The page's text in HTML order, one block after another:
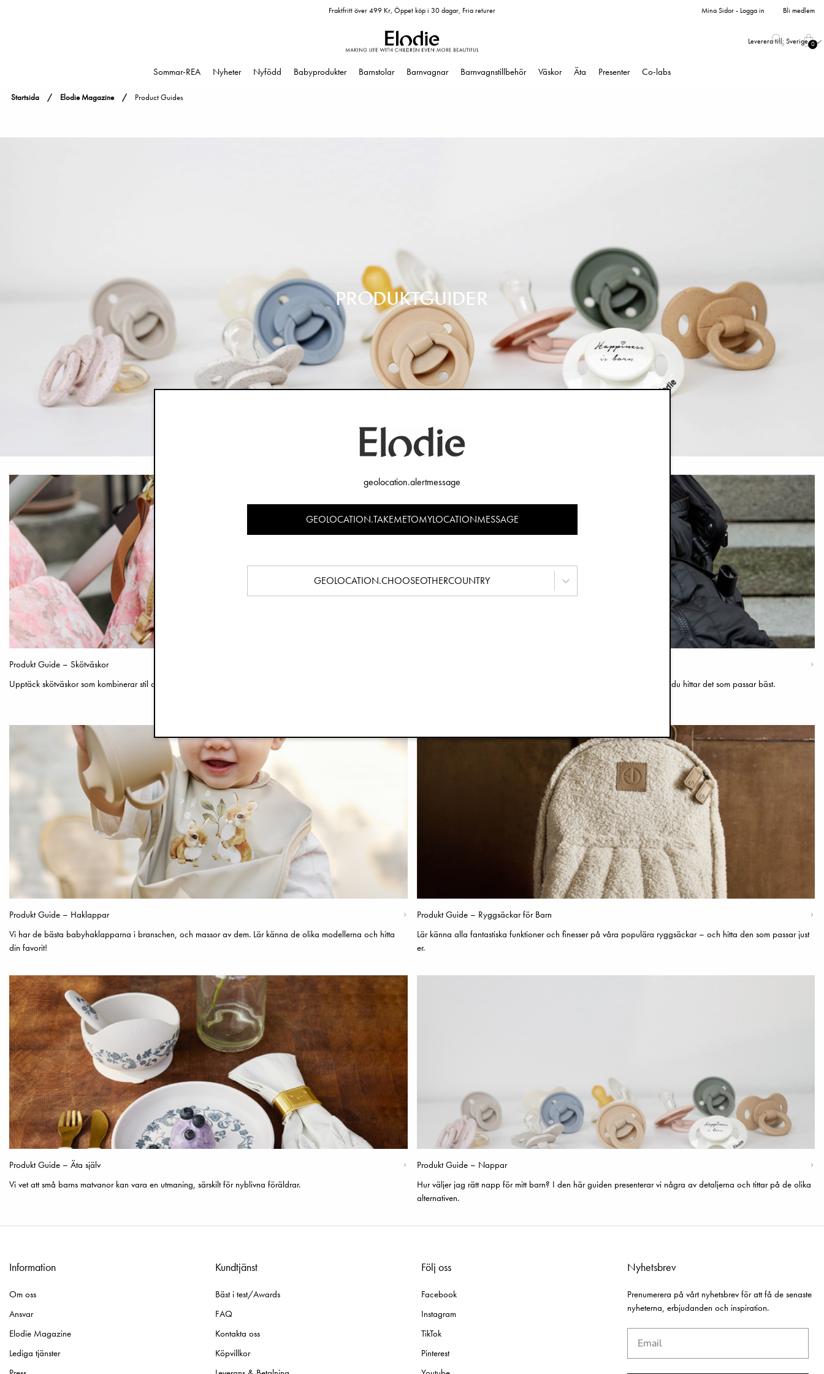
Fraktfritt över 499 Kr, Öppet köp i 30 dagar, Fria returer Mina Sidor - Logga in Bli medlem
Leverera till: Sverige 0
Sommar-REA Nyheter Nyfödd Babyprodukter Barnstolar Barnvagnar Barnvagnstillbehör Väskor Äta Presenter Co-labs
Startsida Elodie Magazine Product Guides
PRODUKTGUIDER
Produkt Guide – Skötväskor
Upptäck skötväskor som kombinerar stil och praktisk användning.
Att välja rätt åkpåse eller overall kan vara svårt – här berättar vi mer så du hittar det som passar bäst.
Produkt Guide – Haklappar
Vi har de bästa babyhaklapparna i branschen, och massor av dem. Lär känna de olika modellerna och hitta
din favorit!
Produkt Guide – Ryggsäckar för Barn
Lär känna alla fantastiska funktioner och finesser på våra populära ryggsäckar – och hitta den som passar just
er.
Produkt Guide – Äta själv
Vi vet att små barns matvanor kan vara en utmaning, särskilt för nyblivna föräldrar.
Produkt Guide – Nappar
Hur väljer jag rätt napp för mitt barn? I den här guiden presenterar vi några av detaljerna och tittar på de olika
alternativen.
Information
Om oss
Ansvar
Elodie Magazine
Lediga tjänster
Kundtjänst
Bäst i test/Awards
FAQ
Kontakta oss
Köpvillkor
Följ oss
Facebook
Instagram
TikTok
Pinterest
Nyhetsbrev
Prenumerera på vårt nyhetsbrev för att få de senaste
nyheterna, erbjudanden och inspiration.
geolocation.alertmessage
GEOLOCATION.TAKEMETOMYLOCATIONMESSAGE
GEOLOCATION.CHOOSEOTHERCOUNTRY
FÅ 10% PÅ
FÖRSTA KÖP